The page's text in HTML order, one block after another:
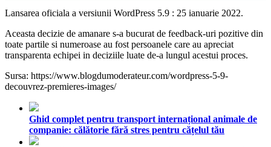
Lansarea oficiala a versiunii WordPress 5.9 : 25 ianuarie 2022.
Aceasta decizie de amanare s-a bucurat de feedback-uri pozitive din
toate partile si numeroase au fost persoanele care au apreciat
transparenta echipei in deciziile luate de-a lungul acestui proces.
Sursa: https://www.blogdumoderateur.com/wordpress-5-9-
decouvrez-premieres-images/
Ghid complet pentru transport internațional animale de
companie: călătorie fără stres pentru cățelul tău